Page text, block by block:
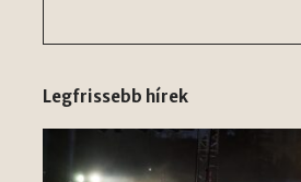
Legfrissebb hírek